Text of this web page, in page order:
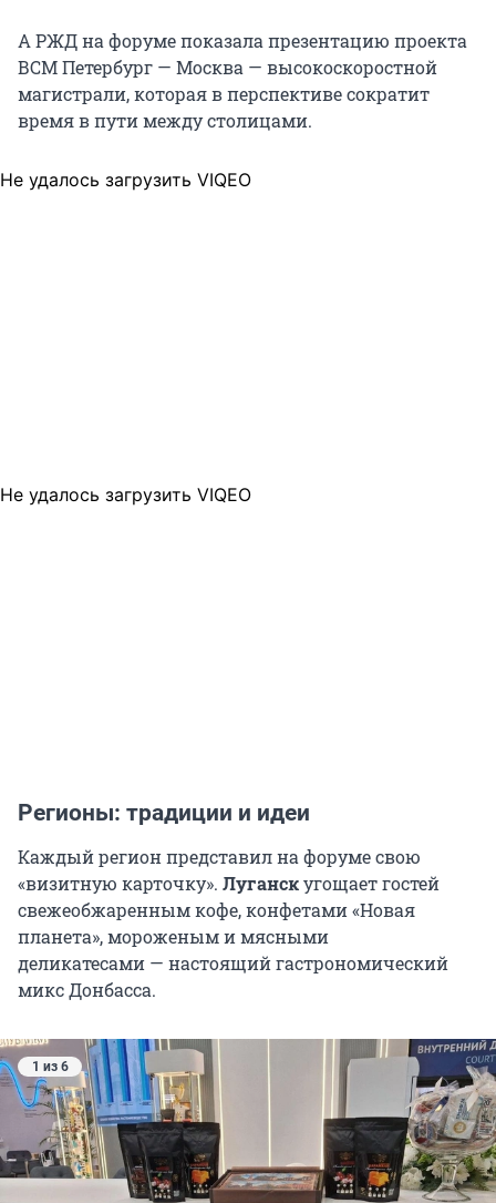
А РЖД на форуме показала презентацию проекта
ВСМ Петербург — Москва — высокоскоростной
магистрали, которая в перспективе сократит
время в пути между столицами.
Не удалось загрузить VIQEO
Не удалось загрузить VIQEO
Регионы: традиции и идеи
Каждый регион представил на форуме свою
«визитную карточку». Луганскугощает гостей
свежеобжаренным кофе, конфетами «Новая
планета», мороженым и мясными
деликатесами — настоящий гастрономический
микс Донбасса.
1 из 6